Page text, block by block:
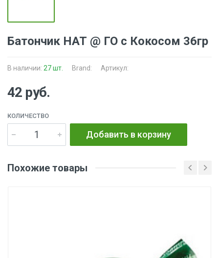
Батончик НАТ @ ГО с Кокосом 36гр
В наличии: 27 шт. Brand: Артикул:
42 руб.
КОЛИЧЕСТВО
Добавить в корзину
Похожие товары